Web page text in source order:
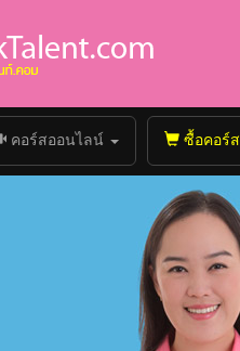
คอร์สออนไลน์ ซื้อคอร์ส